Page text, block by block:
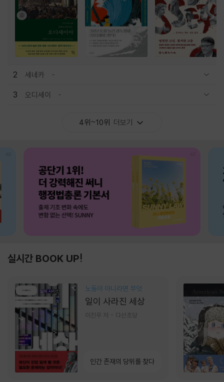
2 세네카
3 오디세이
4위~10위 더보기
실시간 BOOK UP!
노동이 아니라면 무엇
일이 사라진 세상
이진우 저 다산초당
인간 존재의 당위를 찾다